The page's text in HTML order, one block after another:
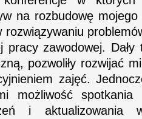
na rozbudowę
rozwiązywaniu
zawodowej. Dały
pozwoliły rozwijać
zajęć.
możliwość
i aktualizowania